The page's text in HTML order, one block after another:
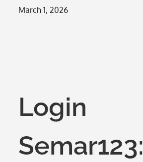
Posted
March 1, 2026
Login
Semar123: